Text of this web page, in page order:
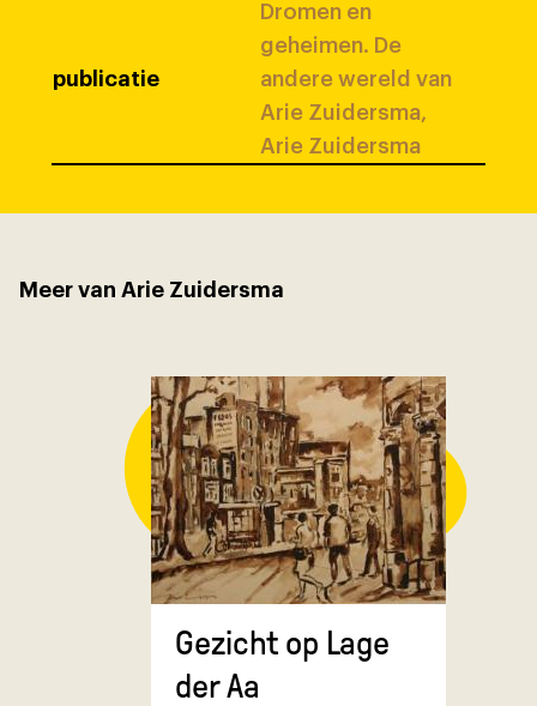
publicatie
Dromen en
geheimen. De
andere wereld van
Arie Zuidersma,
Arie Zuidersma
Meer van Arie Zuidersma
Gezicht op Lage
der Aa